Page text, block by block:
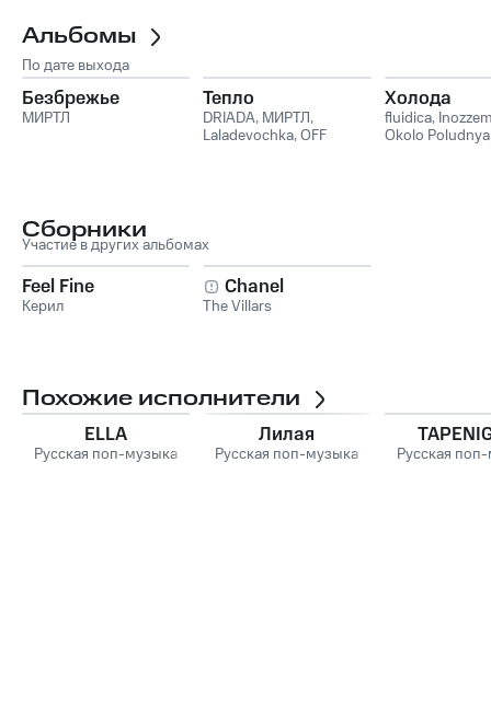
Альбомы
По дате выхода
Безбрежье
МИРТЛ
Тепло
DRIADA, МИРТЛ,
Laladevochka,OFF
Холода
fluidica,
Okolo Poludnya
Сборники
Участие в других альбомах
Feel Fine
Керил
Chanel
The Villars
Похожие исполнители
ELLA
Русская поп-музыка
Лилая
Русская поп-музыка Русская